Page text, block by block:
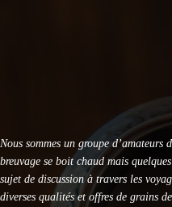
DeLonghi Specialista Arte
Nous sommes un groupe d’amateurs
breuvage se boit chaud mais
sujet de discussion à travers les
diverses qualités et offres de grains